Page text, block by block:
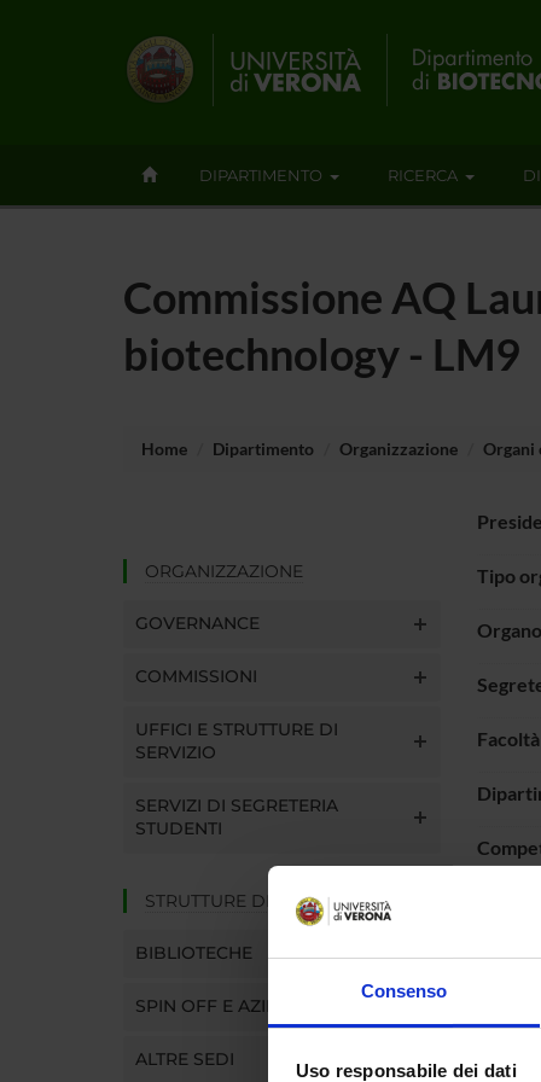
Consenso
Uso responsabile dei dati
DIPARTIMENTO RICERCA
Commissione AQ
biotechnology - LM9
Home Dipartimento Organizzazione Organi
ORGANIZZAZIONE
GOVERNANCE
COMMISSIONI
UFFICI E STRUTTURE DI
SERVIZIO
SERVIZI DI SEGRETERIA
STUDENTI
STRUTTURE DEL DIPARTIMENTO
BIBLIOTECHE
SPIN OFF E AZIENDE
ALTRE SEDI
Tipo
Facoltà